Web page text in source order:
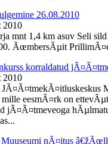
26.08.2010
2010
mnt 1,4 km asuv Seli
ÃœmbersÃµit
korraldatud
2010
JÃ¤Ã¤tmekÃ¤itluskeskus
eesmÃ¤rk on
jÃ¤Ã¤tmeveoga
nÃ¤itus